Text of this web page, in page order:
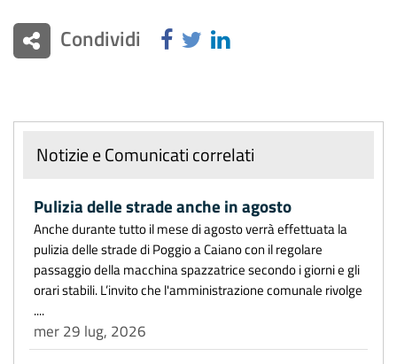
Condividi
Notizie e Comunicati correlati
Pulizia delle strade anche in agosto
Anche durante tutto il mese di agosto verrà effettuata la
pulizia delle strade di Poggio a Caiano con il regolare
passaggio della macchina spazzatrice secondo i giorni e gli
orari stabili. L’invito che l'amministrazione comunale rivolge
....
mer 29 lug, 2026